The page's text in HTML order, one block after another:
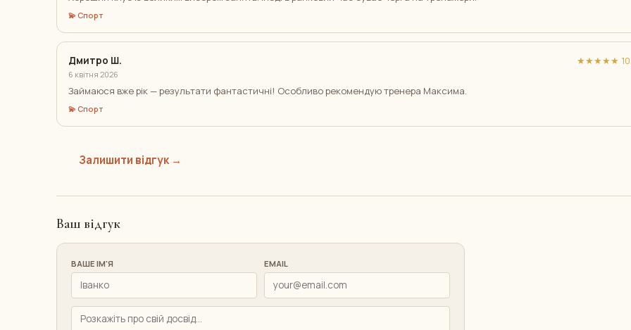
💫 Спорт
Дмитро Ш.
6 квітня 2026
★★★★★
Займаюся вже рік — результати фантастичні! Особливо рекомендую тренера Максима.
💫 Спорт
Залишити відгук →
Ваш відгук
ВАШЕ ІМ'Я EMAIL